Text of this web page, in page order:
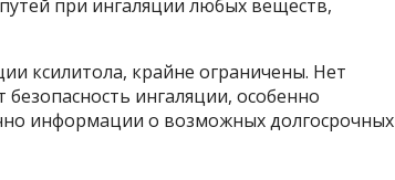
при ингаляции любых веществ,
ксилитола, крайне ограничены. Нет
ингаляции, особенно
информации о возможных долгосрочных